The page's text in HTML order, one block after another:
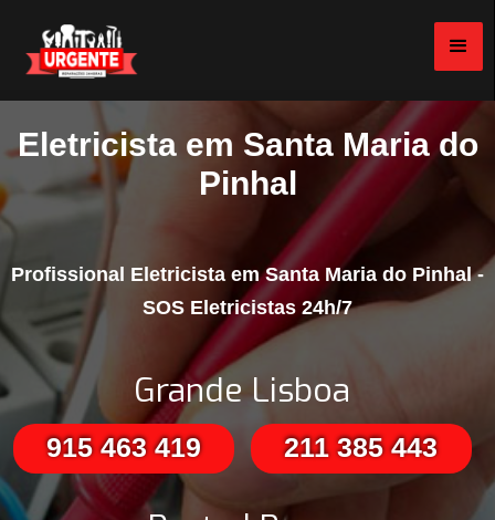
Eletricista em Santa Maria do
Pinhal
Profissional Eletricista em Santa Maria do Pinhal -
SOS Eletricistas 24h/7
Grande Lisboa
915 463 419 211 385 443